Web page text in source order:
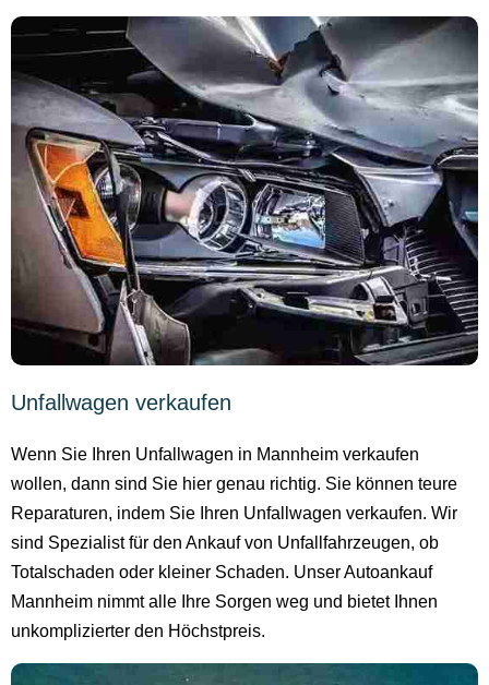
Unfallwagen verkaufen
Wenn Sie Ihren Unfallwagen in Mannheim verkaufen
wollen, dann sind Sie hier genau richtig. Sie können teure
Reparaturen, indem Sie Ihren Unfallwagen verkaufen. Wir
sind Spezialist für den Ankauf von Unfallfahrzeugen, ob
Totalschaden oder kleiner Schaden. Unser Autoankauf
Mannheim nimmt alle Ihre Sorgen weg und bietet Ihnen
unkomplizierter den Höchstpreis.